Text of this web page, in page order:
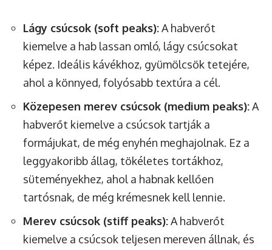
Lágy csúcsok (soft peaks):A habverőt
kiemelve a hab lassan omló, lágy csúcsokat
képez. Ideális kávékhoz, gyümölcsök tetejére,
ahol a könnyed, folyósabb textúra a cél.
Közepesen merev csúcsok (medium peaks):A
habverőt kiemelve a csúcsok tartják a
formájukat, de még enyhén meghajolnak. Ez a
leggyakoribb állag, tökéletes tortákhoz,
süteményekhez, ahol a habnak kellően
tartósnak, de még krémesnek kell lennie.
Merev csúcsok (stiff peaks):A habverőt
kiemelve a csúcsok teljesen mereven állnak, és